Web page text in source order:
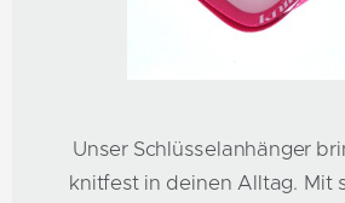
Unser Schlüsselanhänger
knitfest in deinen Alltag. Mit